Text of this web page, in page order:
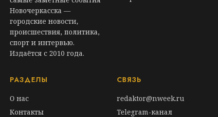
Новочеркасска —
городские новости,
происшествия, политика,
спорт и интервью.
Издаётся с 2010 года.
РАЗДЕЛЫ
О нас
Контакты
СВЯЗЬ
redaktor@nweek.ru
Telegram-канал